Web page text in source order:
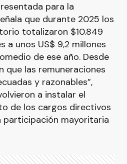
para la
que durante 2025 los
totalizaron $10.849
a unos US$ 9,2 millones
de ese año. Desde
que las remuneraciones
y razonables”,
a instalar el
de los cargos directivos
participación mayoritaria